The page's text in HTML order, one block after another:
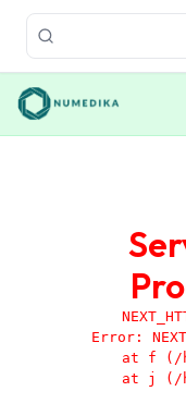
Error:
at f
at j